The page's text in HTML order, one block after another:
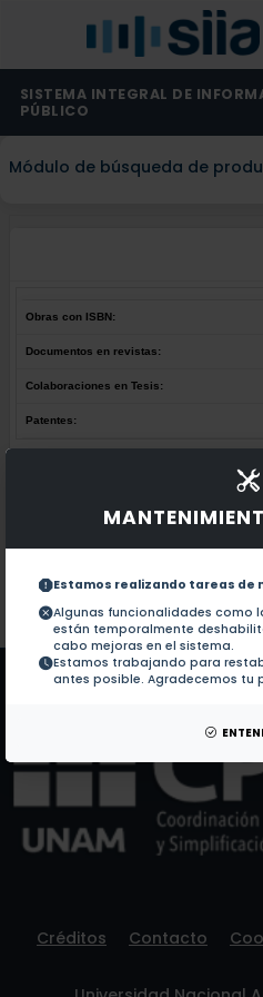
Estamos realizando tareas de
Algunas funcionalidades como
están temporalmente
cabo mejoras en el sistema.
Estamos trabajando para
antes posible. Agradecemos tu
SISTEMA INTEGRAL DE
PÚBLICO
Módulo de búsqueda de
Obras con ISBN:
Documentos en revistas:
Colaboraciones en Tesis:
Patentes:
No hay obras de
Documentos en revistas:
Colaboraciones en Tesis:
Patentes: No hay patentes
Créditos Contacto